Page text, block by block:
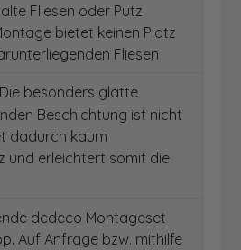
Fliesen oder Putz
bietet keinen Platz
Fliesen
besonders glatte
Beschichtung ist nicht
dadurch kaum
und erleichtert somit die
dedeco Montageset
Auf Anfrage bzw. mithilfe